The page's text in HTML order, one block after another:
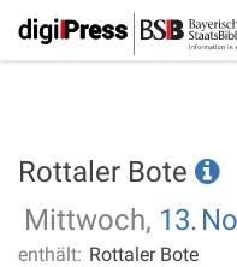
Rottaler Bote
Mittwoch, 13.
enthält: Rottaler Bote